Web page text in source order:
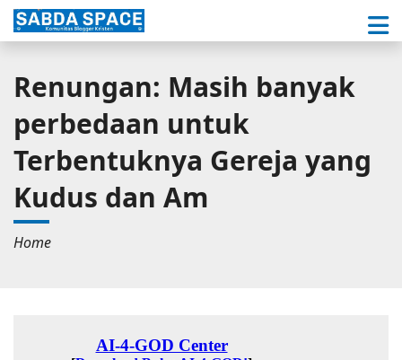
Renungan: Masih banyak
perbedaan untuk
Terbentuknya Gereja yang
Kudus dan Am
Home